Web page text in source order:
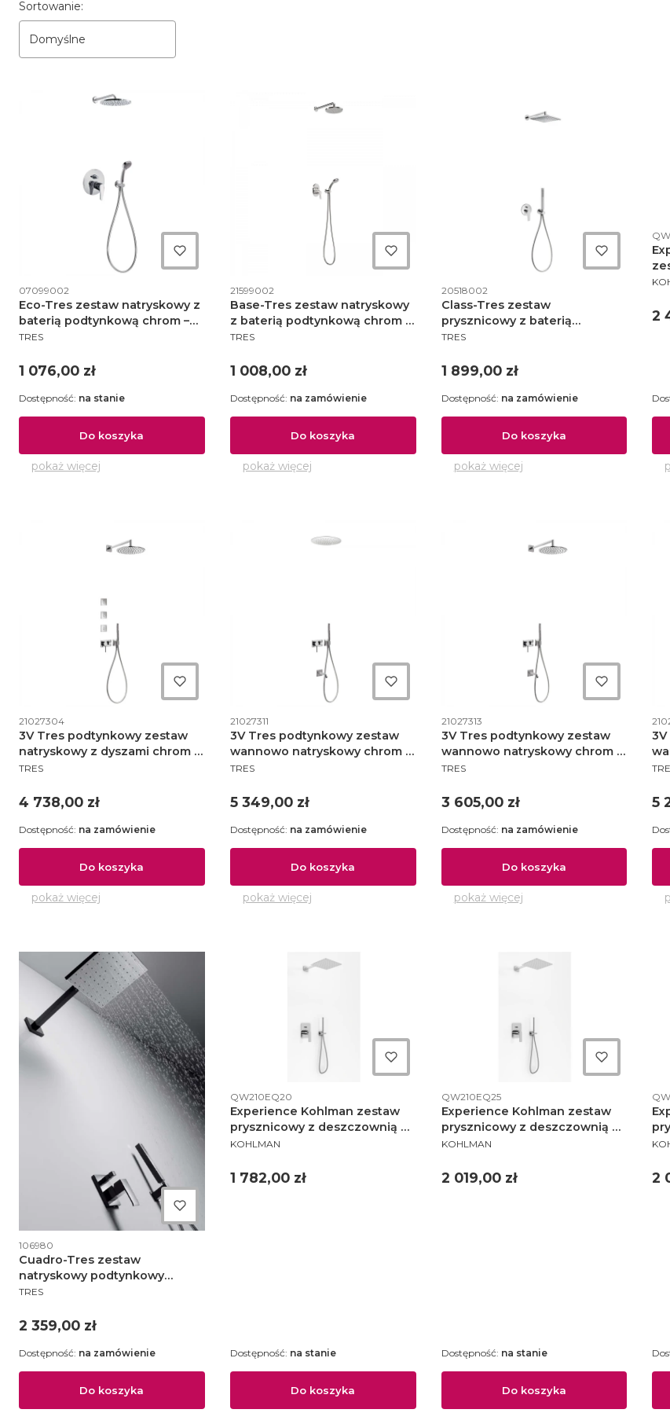
Lista produktów
Sortowanie:
Domyślne
Kod produktu
07099002
Eco-Tres zestaw natryskowy z
baterią podtynkową chrom –
07099002
PRODUCENT
TRES
Cena
1 076,00 zł
Do koszyka
Dostępność: na stanie
pokaż więcej
Kod produktu
21599002
Base-Tres zestaw natryskowy
z baterią podtynkową chrom -
21599002
PRODUCENT
TRES
Cena
1 008,00 zł
Do koszyka
Dostępność: na zamówienie
pokaż więcej
Kod produktu
20518002
Class-Tres zestaw
prysznicowy z baterią
podtynkową chrom -
PRODUCENT
TRES
Cena
1 899,00 zł
Do koszyka
Dostępność: na zamówienie
pokaż więcej
2
Kod produktu
21027304
3V Tres podtynkowy zestaw
natryskowy z dyszami chrom -
210.273.04
PRODUCENT
TRES
Cena
4 738,00 zł
Do koszyka
Dostępność: na zamówienie
pokaż więcej
Kod produktu
21027311
3V Tres podtynkowy zestaw
wannowo natryskowy chrom -
210.273.11
PRODUCENT
TRES
Cena
5 349,00 zł
Do koszyka
Dostępność: na zamówienie
pokaż więcej
Kod produktu
21027313
3V Tres podtynkowy zestaw
wannowo natryskowy chrom -
210.273.13
PRODUCENT
TRES
Cena
3 605,00 zł
Do koszyka
Dostępność: na zamówienie
pokaż więcej
5
Kod produktu
106980
Cuadro-Tres zestaw
natryskowy podtynkowy
chrom - 1.06.980
PRODUCENT
TRES
Cena
2 359,00 zł
Do koszyka
Dostępność: na zamówienie
Kod produktu
QW210EQ20
Experience Kohlman zestaw
prysznicowy z deszczownią 20
cm chrom - QW210EQ20
PRODUCENT
KOHLMAN
Cena
1 782,00 zł
Do koszyka
Dostępność: na stanie
Kod produktu
QW210EQ25
Experience Kohlman zestaw
prysznicowy z deszczownią 25
cm chrom - QW210EQ25
PRODUCENT
KOHLMAN
Cena
2 019,00 zł
Do koszyka
Dostępność: na stanie
2